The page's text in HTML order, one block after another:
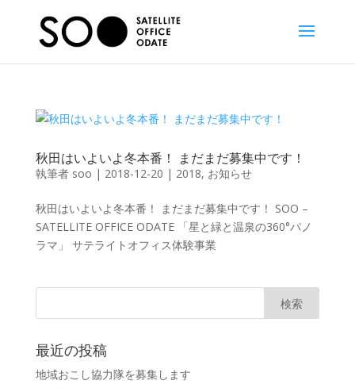
秋田はいよいよ冬本番！ まだまだ募集中です！
執筆者 soo | 2018-12-20 | 2018, お知らせ
秋田はいよいよ冬本番！ まだまだ募集中です！ SOO –
SATELLITE OFFICE ODATE 「星と緑と温泉の360°パノ
ラマ」 サテライトオフィス体験事業
最近の投稿
地域おこし協力隊を募集します